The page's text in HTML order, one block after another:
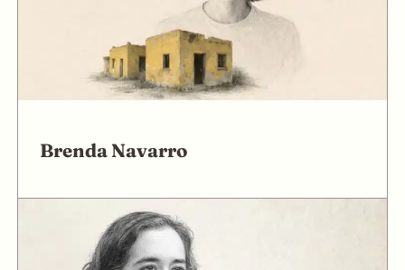
Brenda Navarro